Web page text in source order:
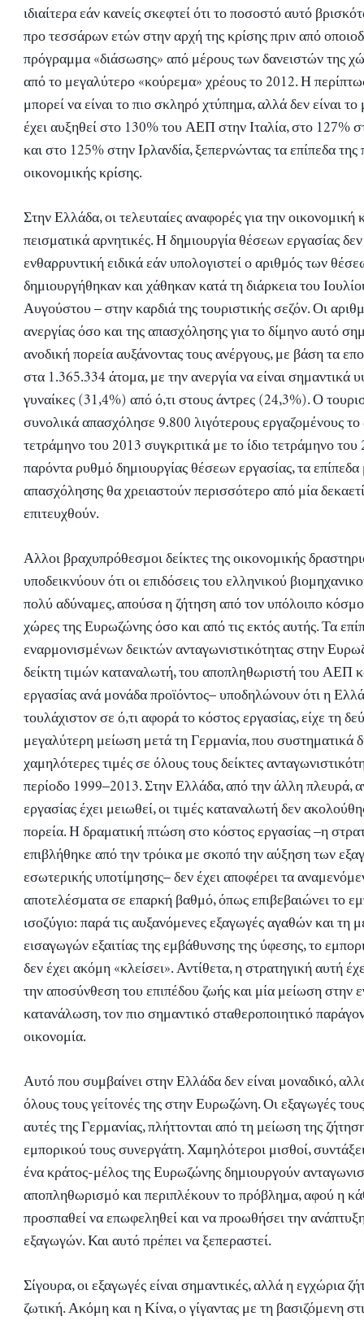
ιδιαίτερα εάν κανείς σκεφτεί ότι το ποσοστό αυτό
προ τεσσάρων ετών στην αρχή της κρίσης πριν από
πρόγραμμα «διάσωσης» από μέρους των δανειστών της
από το μεγαλύτερο «κούρεμα» χρέους το 2012. Η
μπορεί να είναι το πιο σκληρό χτύπημα, αλλά δεν είναι
έχει αυξηθεί στο 130% του ΑΕΠ στην Ιταλία, στο 127%
και στο 125% στην Ιρλανδία, ξεπερνώντας τα επίπεδα της
οικονομικής κρίσης.
Στην Ελλάδα, οι τελευταίες αναφορές για την οικονομική
πεισματικά αρνητικές. Η δημιουργία θέσεων εργασίας δεν
ενθαρρυντική ειδικά εάν υπολογιστεί ο αριθμός των
δημιουργήθηκαν και χάθηκαν κατά τη διάρκεια του
Αυγούστου – στην καρδιά της τουριστικής σεζόν. Οι
ανεργίας όσο και της απασχόλησης για το δίμηνο αυτό
ανοδική πορεία αυξάνοντας τους ανέργους, με βάση τα
στα 1.365.334 άτομα, με την ανεργία να είναι σημαντικά
γυναίκες (31,4%) από ό,τι στους άντρες (24,3%). Ο
συνολικά απασχόλησε 9.800 λιγότερους εργαζομένους το
τετράμηνο του 2013 συγκριτικά με το ίδιο τετράμηνο
παρόντα ρυθμό δημιουργίας θέσεων εργασίας, τα επίπεδα
απασχόλησης θα χρειαστούν περισσότερο από μία
επιτευχθούν.
Αλλοι βραχυπρόθεσμοι δείκτες της οικονομικής
υποδεικνύουν ότι οι επιδόσεις του ελληνικού
πολύ αδύναμες, απούσα η ζήτηση από τον υπόλοιπο
χώρες της Ευρωζώνης όσο και από τις εκτός αυτής. Τα
εναρμονισμένων δεικτών ανταγωνιστικότητας στην
δείκτη τιμών καταναλωτή, του αποπληθωριστή του ΑΕΠ
εργασίας ανά μονάδα προϊόντος– υποδηλώνουν ότι η
τουλάχιστον σε ό,τι αφορά το κόστος εργασίας, είχε τη
μεγαλύτερη μείωση μετά τη Γερμανία, που συστηματικά
χαμηλότερες τιμές σε όλους τους δείκτες
περίοδο 1999–2013. Στην Ελλάδα, από την άλλη πλευρά,
εργασίας έχει μειωθεί, οι τιμές καταναλωτή δεν
πορεία. Η δραματική πτώση στο κόστος εργασίας –η
επιβλήθηκε από την τρόικα με σκοπό την αύξηση των
εσωτερικής υποτίμησης– δεν έχει αποφέρει τα
αποτελέσματα σε επαρκή βαθμό, όπως επιβεβαιώνει το
ισοζύγιο: παρά τις αυξανόμενες εξαγωγές αγαθών και τη
εισαγωγών εξαιτίας της εμβάθυνσης της ύφεσης, το
δεν έχει ακόμη «κλείσει». Αντίθετα, η στρατηγική αυτή
την αποσύνθεση του επιπέδου ζωής και μία μείωση στην
κατανάλωση, τον πιο σημαντικό σταθεροποιητικό
οικονομία.
Αυτό που συμβαίνει στην Ελλάδα δεν είναι μοναδικό,
όλους τους γείτονές της στην Ευρωζώνη. Οι εξαγωγές
αυτές της Γερμανίας, πλήττονται από τη μείωση της
εμπορικού τους συνεργάτη. Χαμηλότεροι μισθοί,
ένα κράτος-μέλος της Ευρωζώνης δημιουργούν
αποπληθωρισμό και περιπλέκουν το πρόβλημα, αφού η
προσπαθεί να επωφεληθεί και να προωθήσει την
εξαγωγών. Και αυτό πρέπει να ξεπεραστεί.
Σίγουρα, οι εξαγωγές είναι σημαντικές, αλλά η εγχώρια
ζωτική. Ακόμη και η Κίνα, ο γίγαντας με τη βασιζόμενη